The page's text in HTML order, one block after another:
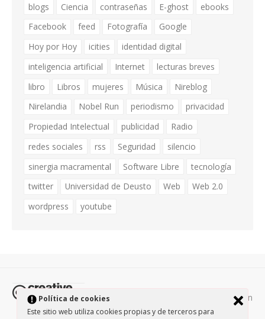
Política de cookies
Este sitio web utiliza cookies propias y de terceros para
blogs
Ciencia contraseñas E-ghost
ebooks
Facebook
feed Fotografía
Google
Hoy por Hoy
icities
identidad digital
inteligencia artificial
Internet
lecturas breves
libro
Libros mujeres Música
Nireblog
Nirelandia
Nobel Run periodismo
privacidad
Propiedad Intelectual
publicidad
Radio
redes sociales
rss Seguridad
silencio
sinergia macramental
Software Libre
tecnología
twitter
Universidad de Deusto Web
Web 2.0
wordpress
youtube
Todos los contenidos de esta página están
protegidos por la licencia Creative Commons Attribution-